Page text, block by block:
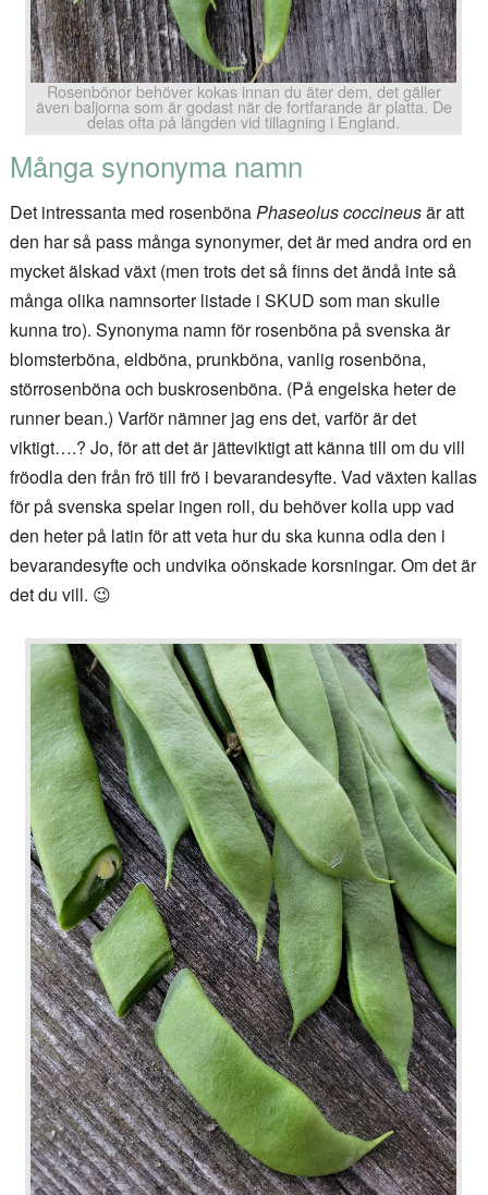
Rosenbönor behöver kokas innan du äter dem, det gäller
även baljorna som är godast när de fortfarande är platta. De
delas ofta på längden vid tillagning i England.
Många synonyma namn
Det intressanta med rosenbönaPhaseolus coccineusär att
den har så pass många synonymer, det är med andra ord en
mycket älskad växt (men trots det så finns det ändå inte så
många olika namnsorter listade i SKUD som man skulle
kunna tro). Synonyma namn för rosenböna på svenska är
blomsterböna, eldböna, prunkböna, vanlig rosenböna,
störrosenböna och buskrosenböna. (På engelska heter de
runner bean.) Varför nämner jag ens det, varför är det
viktigt….? Jo, för att det är jätteviktigt att känna till om du vill
fröodla den från frö till frö i bevarandesyfte. Vad växten kallas
för på svenska spelar ingen roll, du behöver kolla upp vad
den heter på latin för att veta hur du ska kunna odla den i
bevarandesyfte och undvika oönskade korsningar. Om det är
det du vill. 😉